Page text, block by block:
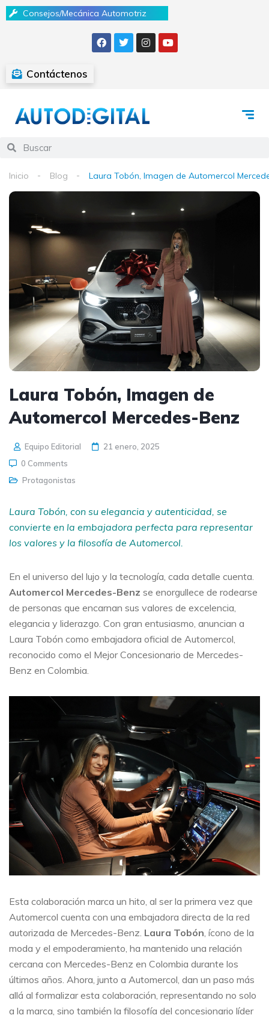
Consejos/Mecánica Automotriz
Contáctenos
Inicio Blog Laura Tobón, Imagen de Automercol
Laura Tobón, Imagen de
Automercol Mercedes-Benz
Equipo Editorial
21 enero, 2025
0 Comments
Protagonistas
Laura Tobón, con su elegancia y autenticidad, se
convierte en la embajadora perfecta para representar
los valores y la filosofía de Automercol.
En el universo del lujo y la tecnología, cada detalle cuenta.
Automercol Mercedes-Benz se enorgullece de rodearse
de personas que encarnan sus valores de excelencia,
elegancia y liderazgo. Con gran entusiasmo, anuncian a
Laura Tobón como embajadora oficial de Automercol,
reconocido como el Mejor Concesionario de Mercedes-
Benz en Colombia.
Esta colaboración marca un hito, al ser la primera vez que
Automercol cuenta con una embajadora directa de la red
autorizada de Mercedes-Benz. Laura Tobón, ícono de la
moda y el empoderamiento, ha mantenido una relación
cercana con Mercedes-Benz en Colombia durante los
últimos años. Ahora, junto a Automercol, dan un paso más
allá al formalizar esta colaboración, representando no solo
a la marca, sino también la filosofía del concesionario líder